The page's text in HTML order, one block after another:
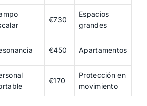
€730
Espacios
grandes
€450 Apartamentos
€170
Protección en
movimiento